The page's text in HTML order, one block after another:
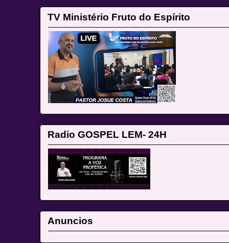
TV Ministério Fruto do Espírito
Radio GOSPEL LEM- 24H
Anuncios